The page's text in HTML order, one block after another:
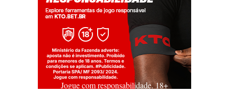
Jogue com responsabilidade. 18+